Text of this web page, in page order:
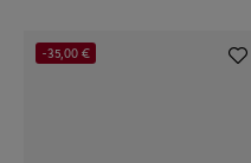
-35,00 €